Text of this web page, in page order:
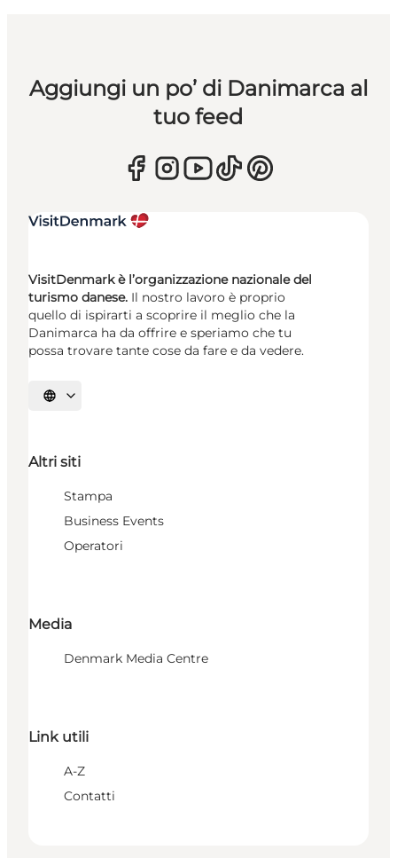
Aggiungi un po’ di Danimarca al
tuo feed
VisitDenmark è l’organizzazione nazionale del
turismo danese. Il nostro lavoro è proprio
quello di ispirarti a scoprire il meglio che la
Danimarca ha da offrire e speriamo che tu
possa trovare tante cose da fare e da vedere.
Seleziona la lingua
Altri siti
Stampa
Business Events
Operatori
Media
Denmark Media Centre
Link utili
A-Z
Contatti